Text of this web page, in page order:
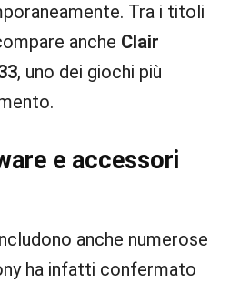
Tra i titoli
anche Clair
, uno dei giochi più
e accessori
anche numerose
ha infatti confermato